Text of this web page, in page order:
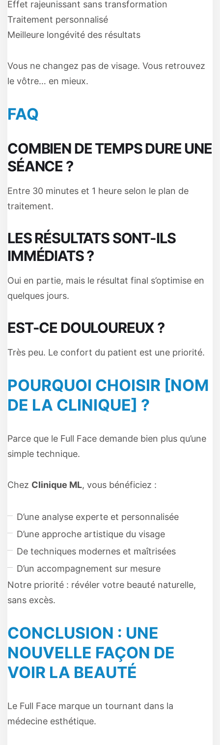
Effet rajeunissant sans transformation
Traitement personnalisé
Meilleure longévité des résultats
Vous ne changez pas de visage. Vous retrouvez
le vôtre… en mieux.
FAQ
COMBIEN DE TEMPS DURE UNE
SÉANCE ?
Entre 30 minutes et 1 heure selon le plan de
traitement.
LES RÉSULTATS SONT-ILS
IMMÉDIATS ?
Oui en partie, mais le résultat final s’optimise en
quelques jours.
EST-CE DOULOUREUX ?
Très peu. Le confort du patient est une priorité.
POURQUOI CHOISIR [NOM
DE LA CLINIQUE] ?
Parce que le Full Face demande bien plus qu’une
simple technique.
Chez Clinique ML, vous bénéficiez :
D’une analyse experte et personnalisée
D’une approche artistique du visage
De techniques modernes et maîtrisées
D’un accompagnement sur mesure
Notre priorité : révéler votre beauté naturelle,
sans excès.
CONCLUSION : UNE
NOUVELLE FAÇON DE
VOIR LA BEAUTÉ
Le Full Face marque un tournant dans la
médecine esthétique.